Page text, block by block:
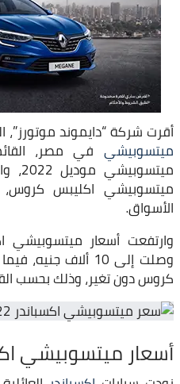
أقرت شركة “دايموند موتورز”،
ميتسوبيشي في مصر،
ميتسوبيشي اكليبس
الأسواق.
وصلت إلى 10 ألاف
كروس دون تغير، وذلك بحسب
أسعار ميتسوبيشي